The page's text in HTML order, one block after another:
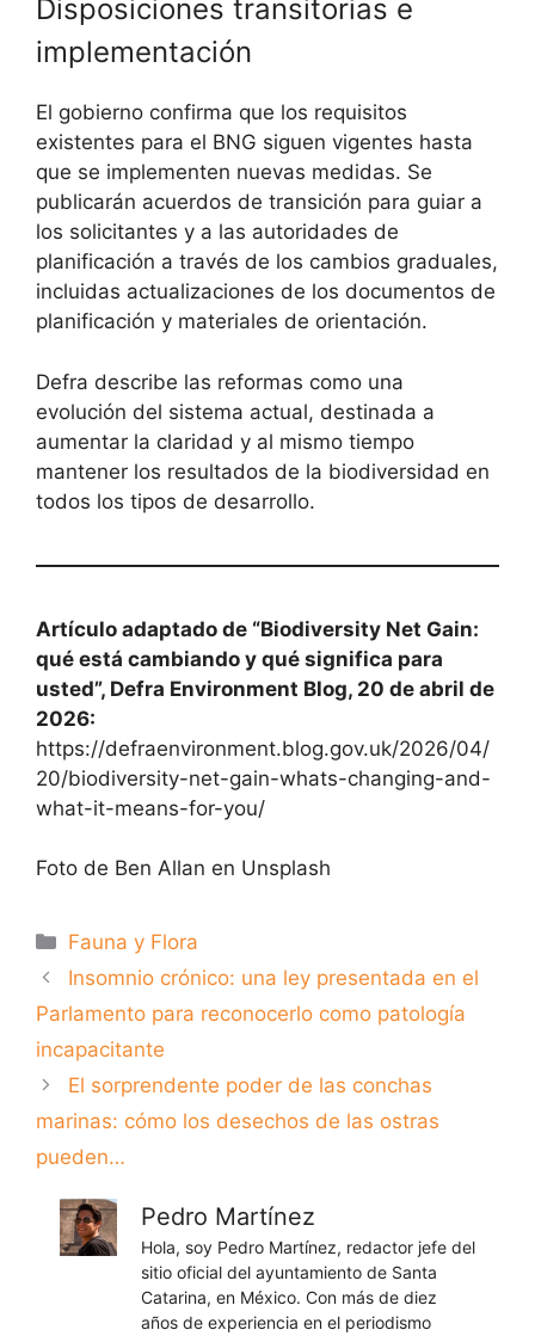
Disposiciones transitorias e
implementación
El gobierno confirma que los requisitos
existentes para el BNG siguen vigentes hasta
que se implementen nuevas medidas. Se
publicarán acuerdos de transición para guiar a
los solicitantes y a las autoridades de
planificación a través de los cambios graduales,
incluidas actualizaciones de los documentos de
planificación y materiales de orientación.
Defra describe las reformas como una
evolución del sistema actual, destinada a
aumentar la claridad y al mismo tiempo
mantener los resultados de la biodiversidad en
todos los tipos de desarrollo.
Artículo adaptado de “Biodiversity Net Gain:
qué está cambiando y qué significa para
usted”, Defra Environment Blog, 20 de abril de
2026:
https://defraenvironment.blog.gov.uk/2026/04/
20/biodiversity-net-gain-whats-changing-and-
what-it-means-for-you/
Foto de Ben Allan en Unsplash
Categorías
Fauna y Flora
Insomnio crónico: una ley presentada en el
Parlamento para reconocerlo como patología
incapacitante
El sorprendente poder de las conchas
marinas: cómo los desechos de las ostras
pueden…
Pedro Martínez
Hola, soy Pedro Martínez, redactor jefe del
sitio oficial del ayuntamiento de Santa
Catarina, en México. Con más de diez
años de experiencia en el periodismo